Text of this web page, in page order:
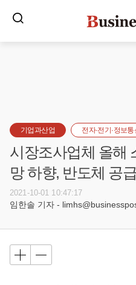
기업과산업 전자·전기·정보통
시장조사업체 올해
망 하향, 반도체 공
2021-10-01 10:47:17
임한솔 기자 -